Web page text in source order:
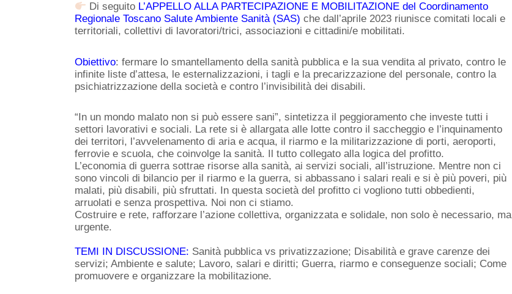
Di seguito L’APPELLO ALLA PARTECIPAZIONE E MOBILITAZIONE del Coordinamento
Regionale Toscano Salute Ambiente Sanità (SAS) che dall’aprile 2023 riunisce comitati locali e
territoriali, collettivi di lavoratori/trici, associazioni e cittadini/e mobilitati.
Obiettivo: fermare lo smantellamento della sanità pubblica e la sua vendita al privato, contro le
infinite liste d’attesa, le esternalizzazioni, i tagli e la precarizzazione del personale, contro la
psichiatrizzazione della società e contro l’invisibilità dei disabili.
“In un mondo malato non si può essere sani”, sintetizza il peggioramento che investe tutti i
settori lavorativi e sociali. La rete si è allargata alle lotte contro il saccheggio e l’inquinamento
dei territori, l’avvelenamento di aria e acqua, il riarmo e la militarizzazione di porti, aeroporti,
ferrovie e scuola, che coinvolge la sanità. Il tutto collegato alla logica del profitto.
L’economia di guerra sottrae risorse alla sanità, ai servizi sociali, all’istruzione. Mentre non ci
sono vincoli di bilancio per il riarmo e la guerra, si abbassano i salari reali e si è più poveri, più
malati, più disabili, più sfruttati. In questa società del profitto ci vogliono tutti obbedienti,
arruolati e senza prospettiva. Noi non ci stiamo.
Costruire e rete, rafforzare l’azione collettiva, organizzata e solidale, non solo è necessario, ma
urgente.
TEMI IN DISCUSSIONE: Sanità pubblica vs privatizzazione; Disabilità e grave carenze dei
servizi; Ambiente e salute; Lavoro, salari e diritti; Guerra, riarmo e conseguenze sociali; Come
promuovere e organizzare la mobilitazione.